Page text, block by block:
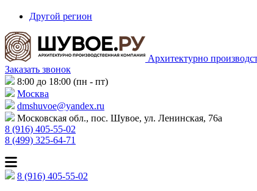
Другой регион
Архитектурно
Заказать звонок
8:00 до 18:00 (пн - пт)
Москва
dmshuvoe@yandex.ru
Московская обл., пос. Шувое, ул. Ленинская, 76а
8 (916) 405-55-02
8 (499) 325-64-71
8 (916) 405-55-02